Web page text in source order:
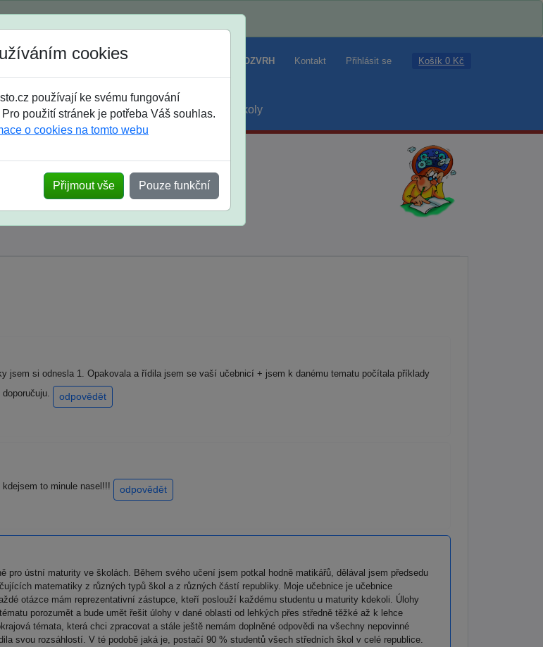
Jak si vybrat ROZVRH Kontakt Přihlásit se Košík 0 Kč
střední maturanti soutěže prázdniny školy
cookies
používají ke svému fungování
použití stránek je potřeba Váš souhlas.
o cookies na tomto webu
Přijmout vše Pouze funkční
jsem si odnesla 1. Opakovala a řídila jsem se vaší učebnicí + jsem k danému tematu počítala příklady
odpovědět
to minule nasel!!! odpovědět
pro ústní maturity ve školách. Během svého učení jsem potkal hodně matikářů, dělával jsem předsedu
matematiky z různých typů škol a z různých částí republiky. Moje učebnice je učebnice
otázce mám reprezentativní zástupce, kteří poslouží každému studentu u maturity kdekoli. Úlohy
porozumět a bude umět řešit úlohy v dané oblasti od lehkých přes středně těžké až k lehce
témata, která chci zpracovat a stále ještě nemám doplněné odpovědi na všechny nepovinné
svou rozsáhlostí. V té podobě jaká je, postačí 90 % studentů všech středních škol v celé republice.